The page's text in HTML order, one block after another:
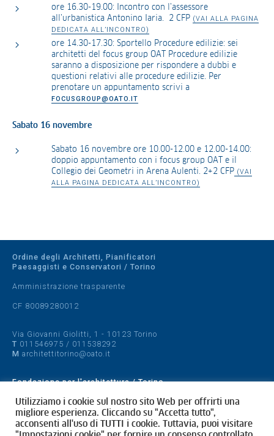
ore 16.30-19.00: Incontro con l’assessore
all’urbanistica Antonino Iaria. 2 CFP (VAI ALLA PAGINA
DEDICATA ALL’INCONTRO)
ore 14.30-17.30: Sportello Procedure edilizie: sei
architetti del focus group OAT Procedure edilizie
saranno a disposizione per rispondere a dubbi e
questioni relativi alle procedure edilizie. Per
prenotare un appuntamento scrivi a
FOCUSGROUP@OATO.IT
Sabato 16 novembre
Sabato 16 novembre ore 10.00-12.00 e 12.00-14.00:
doppio appuntamento con i focus group OAT e il
Collegio dei Geometri in Arena Aulenti. 2+2 CFP (VAI
ALLA PAGINA DEDICATA ALL’INCONTRO)
Ordine degli Architetti, Pianificatori
Paesaggisti e Conservatori / Torino
Amministrazione trasparente
CF 80089280012
Via Giovanni Giolitti, 1 - 10123 Torino
T 011546975 / 011538292
M architettitorino@oato.it
Fondazione per l'architettura / Torino
Designed by quattrolinee.it
Cookie Policy
Utilizziamo i cookie sul nostro sito Web per offrirti una
migliore esperienza. Cliccando su "Accetta tutto",
acconsenti all'uso di TUTTI i cookie. Tuttavia, puoi visitare